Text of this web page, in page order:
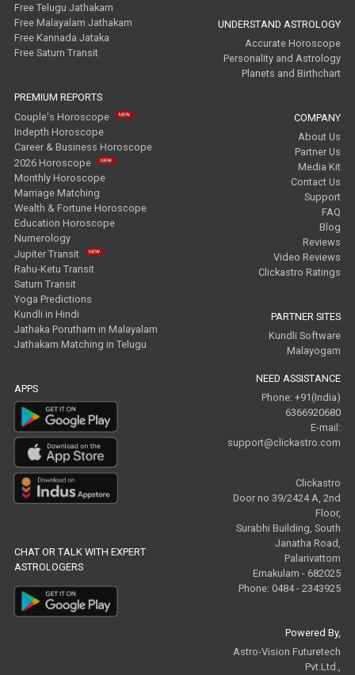
Free Telugu Jathakam
Free Malayalam Jathakam
Free Kannada Jataka
Free Saturn Transit
PREMIUM REPORTS
Couple's Horoscope
Indepth Horoscope
Career & Business Horoscope
2026 Horoscope
Monthly Horoscope
Marriage Matching
Wealth & Fortune Horoscope
Education Horoscope
Numerology
Jupiter Transit
Rahu-Ketu Transit
Saturn Transit
Yoga Predictions
Kundli in Hindi
Jathaka Porutham in Malayalam
Jathakam Matching in Telugu
APPS
CHAT OR TALK WITH EXPERT
ASTROLOGERS
UNDERSTAND ASTROLOGY
Accurate Horoscope
Personality and Astrology
Planets and Birthchart
COMPANY
About Us
Partner Us
Media Kit
Contact Us
Support
FAQ
Blog
Reviews
Video Reviews
Clickastro Ratings
PARTNER SITES
Kundli Software
Malayogam
NEED ASSISTANCE
Phone: +91(India)
6366920680
E-mail:
support@clickastro.com
Clickastro
Door no 39/2424 A, 2nd
Floor,
Surabhi Building, South
Janatha Road,
Palarivattom
Ernakulam - 682025
Phone: 0484 - 2343925
Powered By,
Astro-Vision Futuretech
Pvt.Ltd.,